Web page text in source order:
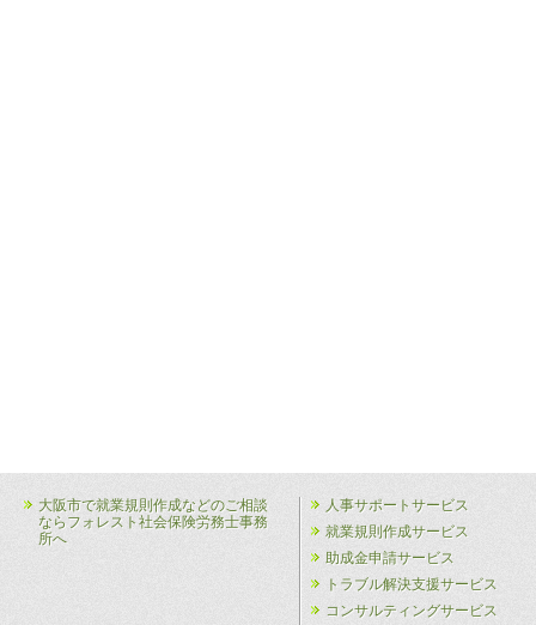
大阪市で就業規則作成などのご相談
ならフォレスト社会保険労務士事務
所へ
人事サポートサービス
就業規則作成サービス
助成金申請サービス
トラブル解決支援サービス
コンサルティングサービス